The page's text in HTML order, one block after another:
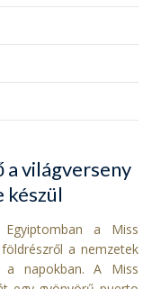
a világverseny
készül
a Miss
a nemzetek
a napokban. A Miss